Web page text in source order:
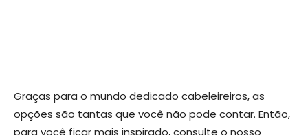
Graças para o mundo dedicado cabeleireiros, as
opções são tantas que você não pode contar. Então,
para você ficar mais inspirado, consulte o nosso